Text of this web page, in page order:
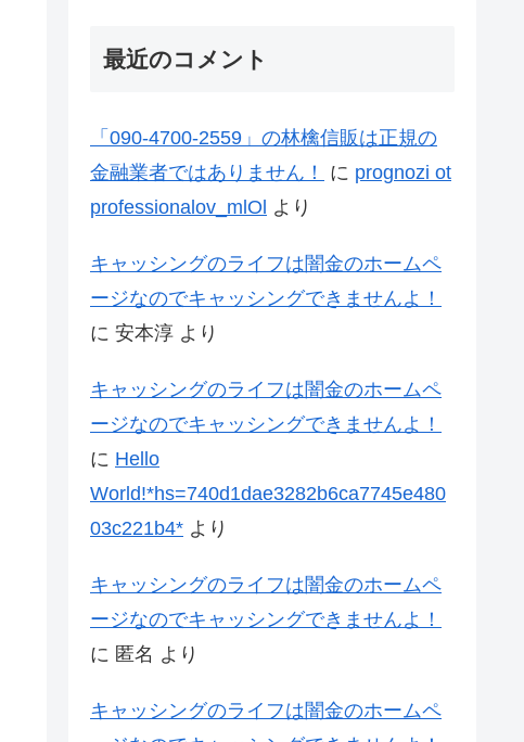
最近のコメント
「090-4700-2559」の林檎信販は正規の
金融業者ではありません！
に prognozi ot
professionalov_mlOl より
キャッシングのライフは闇金のホームペ
ージなのでキャッシングできませんよ！
に 安本淳 より
キャッシングのライフは闇金のホームペ
ージなのでキャッシングできませんよ！
に Hello
World!*hs=740d1dae3282b6ca7745e480
03c221b4* より
キャッシングのライフは闇金のホームペ
ージなのでキャッシングできませんよ！
に 匿名 より
キャッシングのライフは闇金のホームペ